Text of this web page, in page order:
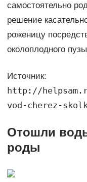
самостоятельно
решение
роженицу
околоплодного
Источник:
http://
vod-cherez-
Отошли
роды